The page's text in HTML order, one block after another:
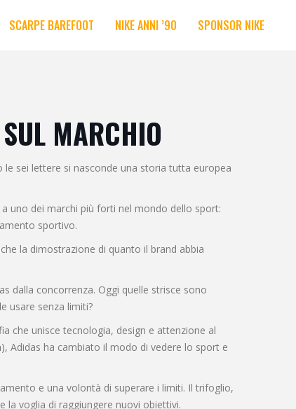
SCARPE BAREFOOT NIKE ANNI ’90 SPONSOR NIKE
MARCHIO
sei lettere si nasconde una storia tutta europea
uno dei marchi più forti nel mondo dello sport:
sportivo.
la dimostrazione di quanto il brand abbia
dalla concorrenza. Oggi quelle strisce sono
usare senza limiti?
che unisce tecnologia, design e attenzione al
Adidas ha cambiato il modo di vedere lo sport e
e una volontà di superare i limiti. Il trifoglio,
la voglia di raggiungere nuovi obiettivi.